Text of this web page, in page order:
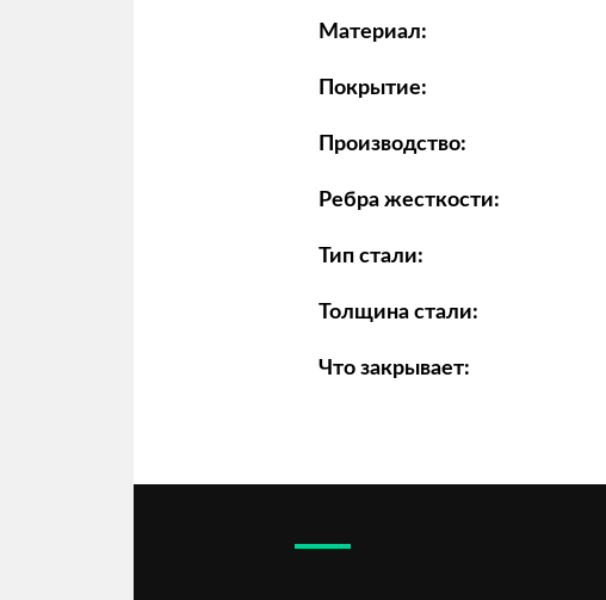
Материал:
Покрытие:
Производство:
Ребра жесткости:
Тип стали:
Толщина стали:
Что закрывает: